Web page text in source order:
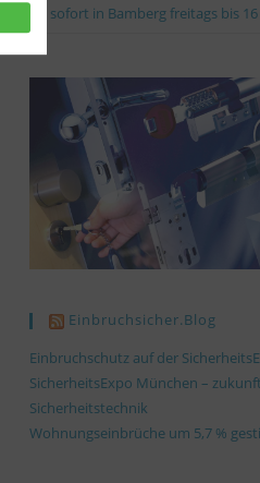
Ab sofort in Bamberg freitags bis
Einbruchsicher.blog
Einbruchschutz auf der
SicherheitsExpo München –
Sicherheitstechnik
Wohnungseinbrüche um 5,7 %